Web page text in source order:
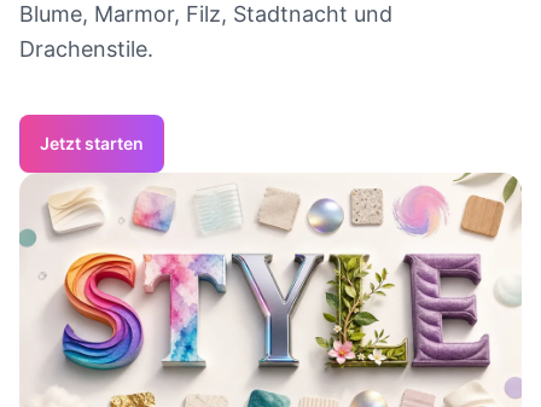
Blume, Marmor, Filz, Stadtnacht und
Drachenstile.
Jetzt starten